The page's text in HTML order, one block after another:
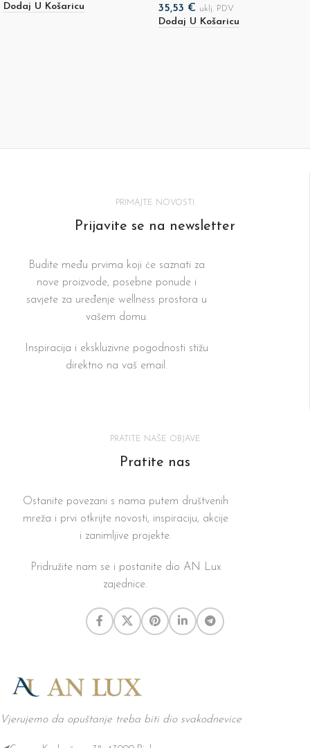
Dodaj U Košaricu
35,53 € uklj. PDV
Dodaj U Košaricu
PRIMAJTE NOVOSTI
Prijavite se na newsletter
Budite među prvima koji će saznati za
nove proizvode, posebne ponude i
savjete za uređenje wellness prostora u
vašem domu.
Inspiracija i ekskluzivne pogodnosti stižu
direktno na vaš email.
PRATITE NAŠE OBJAVE
Pratite nas
Ostanite povezani s nama putem društvenih
mreža i prvi otkrijte novosti, inspiraciju, akcije
i zanimljive projekte.
Pridružite nam se i postanite dio AN Lux
zajednice.
Vjerujemo da opuštanje treba biti dio svakodnevice